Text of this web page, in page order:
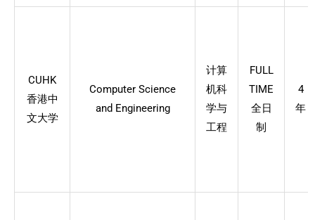
CUHK
香港中
文大学
Computer Science
and Engineering
计算
机科
学与
工程
FULL
TIME
全日
制
4
年